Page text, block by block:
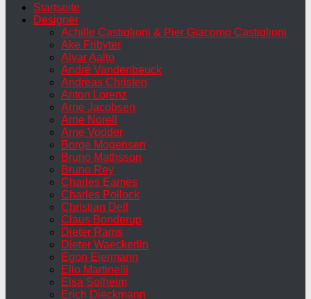
Startseite
Designer
Achille Castiglioni & Pier Giacomo Castiglioni
Ake Fribyter
Alvar Aalto
André Vandenbeuck
Andreas Christen
Anton Lorenz
Arne Jacobsen
Arne Norell
Arne Vodder
Borge Mogensen
Bruno Mathsson
Bruno Rey
Charles Eames
Charles Pollock
Christian Dell
Claus Bonderup
Dieter Rams
Dieter Waeckerlin
Egon Eiermann
Elio Martinelli
Elsa Solheim
Erich Dieckmann